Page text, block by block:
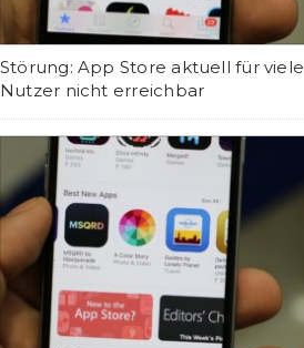
Störung: App Store aktuell für viele
Nutzer nicht erreichbar